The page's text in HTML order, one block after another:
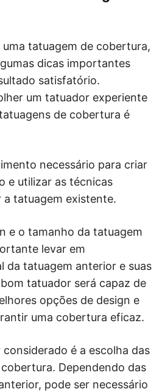
tatuagem de cobertura,
dicas importantes
satisfatório.
um tatuador experiente
de cobertura é
necessário para criar
e utilizar as técnicas
tatuagem existente.
e o tamanho da tatuagem
levar em
da tatuagem anterior e suas
tatuador será capaz de
opções de design e
uma cobertura eficaz.
é a escolha das
Dependendo das
pode ser necessário